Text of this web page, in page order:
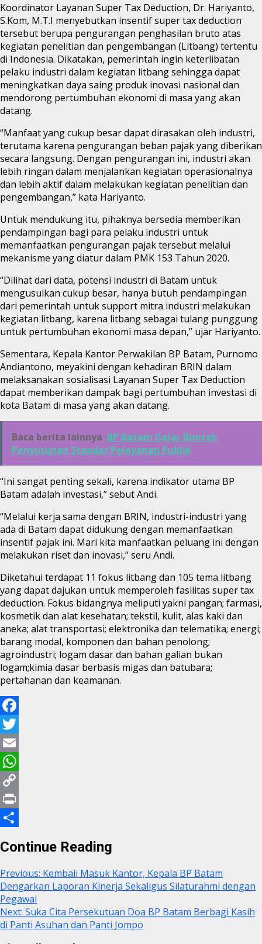
Koordinator Layanan Super Tax Deduction, Dr. Hariyanto,
S.Kom, M.T.I menyebutkan insentif super tax deduction
tersebut berupa pengurangan penghasilan bruto atas
kegiatan penelitian dan pengembangan (Litbang) tertentu
di Indonesia. Dikatakan, pemerintah ingin keterlibatan
pelaku industri dalam kegiatan litbang sehingga dapat
meningkatkan daya saing produk inovasi nasional dan
mendorong pertumbuhan ekonomi di masa yang akan
datang.
“Manfaat yang cukup besar dapat dirasakan oleh industri,
terutama karena pengurangan beban pajak yang diberikan
secara langsung. Dengan pengurangan ini, industri akan
lebih ringan dalam menjalankan kegiatan operasionalnya
dan lebih aktif dalam melakukan kegiatan penelitian dan
pengembangan,” kata Hariyanto.
Untuk mendukung itu, pihaknya bersedia memberikan
pendampingan bagi para pelaku industri untuk
memanfaatkan pengurangan pajak tersebut melalui
mekanisme yang diatur dalam PMK 153 Tahun 2020.
“Dilihat dari data, potensi industri di Batam untuk
mengusulkan cukup besar, hanya butuh pendampingan
dari pemerintah untuk support mitra industri melakukan
kegiatan litbang, karena litbang sebagai tulang punggung
untuk pertumbuhan ekonomi masa depan,” ujar Hariyanto.
Sementara, Kepala Kantor Perwakilan BP Batam, Purnomo
Andiantono, meyakini dengan kehadiran BRIN dalam
melaksanakan sosialisasi Layanan Super Tax Deduction
dapat memberikan dampak bagi pertumbuhan investasi di
kota Batam di masa yang akan datang.
Baca berita lainnya BP Batam Gelar Bimtek
Penyusunan Standar Pelayanan Publik
“Ini sangat penting sekali, karena indikator utama BP
Batam adalah investasi,” sebut Andi.
“Melalui kerja sama dengan BRIN, industri-industri yang
ada di Batam dapat didukung dengan memanfaatkan
insentif pajak ini. Mari kita manfaatkan peluang ini dengan
melakukan riset dan inovasi,” seru Andi.
Diketahui terdapat 11 fokus litbang dan 105 tema litbang
yang dapat dajukan untuk memperoleh fasilitas super tax
deduction. Fokus bidangnya meliputi yakni pangan; farmasi,
kosmetik dan alat kesehatan; tekstil, kulit, alas kaki dan
aneka; alat transportasi; elektronika dan telematika; energi;
barang modal, komponen dan bahan penolong;
agroindustri; logam dasar dan bahan galian bukan
logam;kimia dasar berbasis migas dan batubara;
pertahanan dan keamanan.
Facebook
Twitter
Email
WhatsApp
Copy
Link
Print
Continue Reading
Previous: Kembali Masuk Kantor, Kepala BP Batam
Dengarkan Laporan Kinerja Sekaligus Silaturahmi dengan
Pegawai
Next: Suka Cita Persekutuan Doa BP Batam Berbagi Kasih
di Panti Asuhan dan Panti Jompo